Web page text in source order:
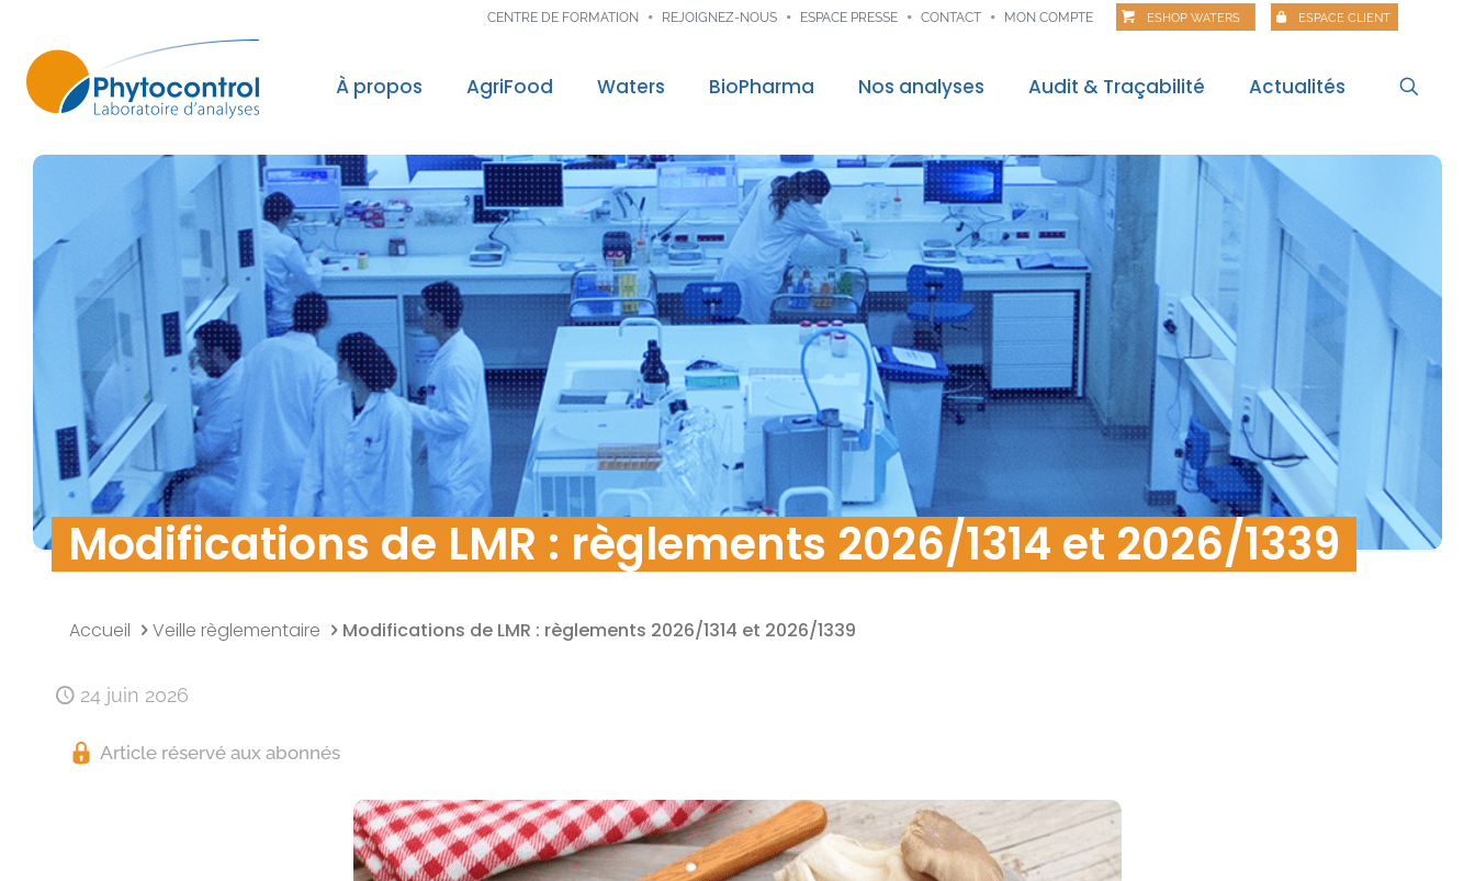
CENTRE DE FORMATION REJOIGNEZ-NOUS ESPACE PRESSE CONTACT MON COMPTE ESHOP WATERS ESPACE CLIENT
À propos
Le groupe Phytocontrol
Nos valeurs, notre mission
Nos accréditations
Nos reconnaissances
Nos laboratoires
Politique Qualité
Recherche & Développement
Sécurité des données
AgriFood Waters BioPharma Nos analyses Audit & Traçabilité
Audit & Conseil
Traçabilité digitale
Actualités
Actualités
Veille règlementaire
Bilan règlementaire
Les Matinales
Alertes alimentaires
Webinaires
Food Risk
Polar Pod
Modifications de LMR : règlements 2026/1314 et 2026/1339
Accueil Veille règlementaire Modifications de LMR : règlements 2026/1314 et 2026/1339
24 juin 2026
Article réservé aux abonnés